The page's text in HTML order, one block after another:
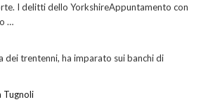
I delitti dello YorkshireAppuntamento con
…
dei trentenni, ha imparato sui banchi di
Tugnoli